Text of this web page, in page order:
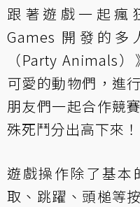
跟著遊戲一起瘋
Games 開發的多
（Party Animals
可愛的動物們，進
朋友們一起合作競
殊死鬥分出高下來！
遊戲操作除了基本
取、跳躍、頭槌等